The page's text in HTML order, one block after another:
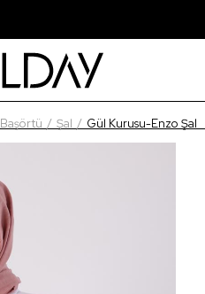
Başörtü Şal Gül Kurusu-Enzo Şal